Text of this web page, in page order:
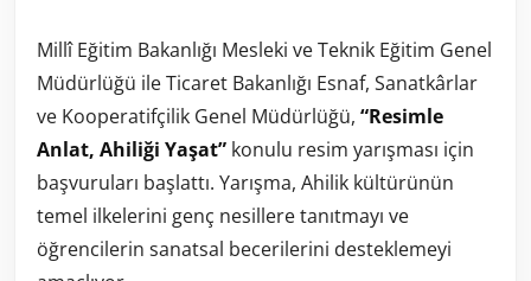
Millî Eğitim Bakanlığı Mesleki ve Teknik Eğitim Genel
Müdürlüğü ile Ticaret Bakanlığı Esnaf, Sanatkârlar
ve Kooperatifçilik Genel Müdürlüğü, “Resimle
Anlat, Ahiliği Yaşat” konulu resim yarışması için
başvuruları başlattı. Yarışma, Ahilik kültürünün
temel ilkelerini genç nesillere tanıtmayı ve
öğrencilerin sanatsal becerilerini desteklemeyi